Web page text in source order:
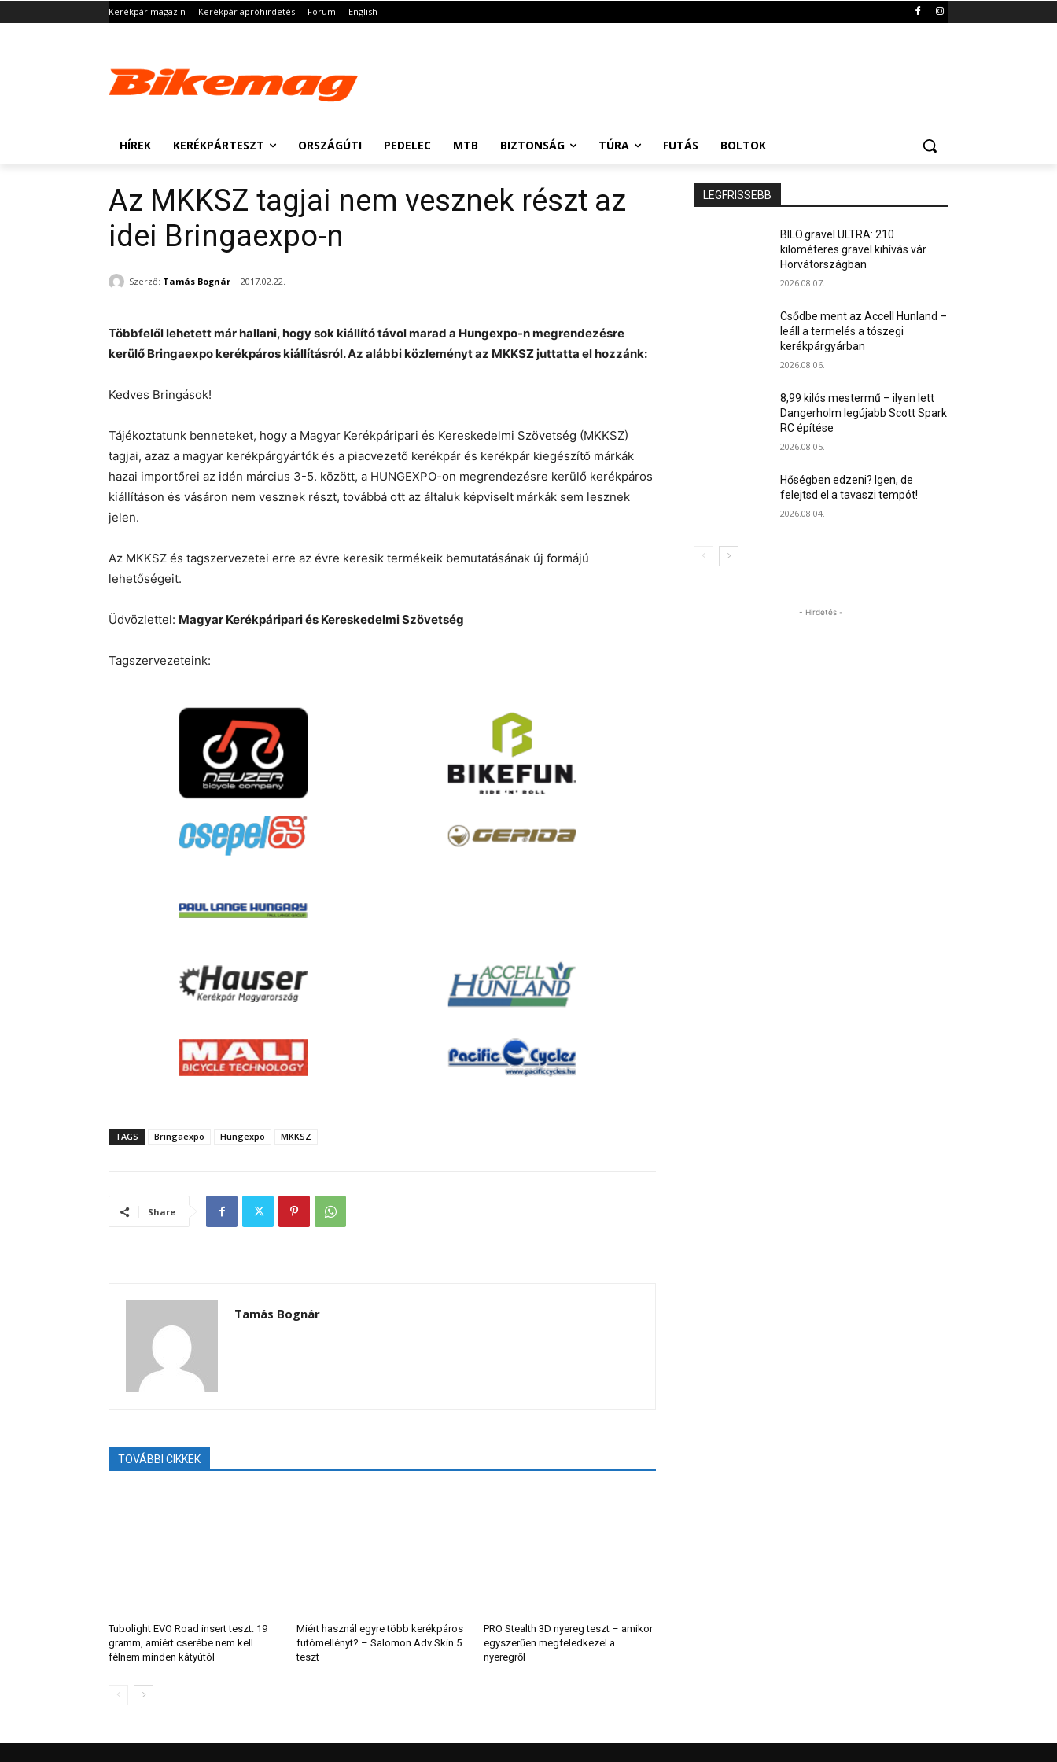
Kerékpár magazin Kerékpár apróhirdetés Fórum English
HÍREK KERÉKPÁRTESZT ORSZÁGÚTI PEDELEC MTB BIZTONSÁG TÚRA FUTÁS BOLTOK
Az MKKSZ tagjai nem vesznek részt az
idei Bringaexpo-n
Szerző: Tamás Bognár 2017.02.22.
Többfelől lehetett már hallani, hogy sok kiállító távol marad a Hungexpo-n megrendezésre
kerülő Bringaexpo kerékpáros kiállításról. Az alábbi közleményt az MKKSZ juttatta el hozzánk:
Kedves Bringások!
Tájékoztatunk benneteket, hogy a Magyar Kerékpáripari és Kereskedelmi Szövetség (MKKSZ)
tagjai, azaz a magyar kerékpárgyártók és a piacvezető kerékpár és kerékpár kiegészítő márkák
hazai importőrei az idén március 3-5. között, a HUNGEXPO-on megrendezésre kerülő kerékpáros
kiállításon és vásáron nem vesznek részt, továbbá ott az általuk képviselt márkák sem lesznek
jelen.
Az MKKSZ és tagszervezetei erre az évre keresik termékeik bemutatásának új formájú
lehetőségeit.
Üdvözlettel: Magyar Kerékpáripari és Kereskedelmi Szövetség
Tagszervezeteink:
TAGS Bringaexpo Hungexpo MKKSZ
Share
Tamás Bognár
TOVÁBBI CIKKEK
Tubolight EVO Road insert teszt: 19
gramm, amiért cserébe nem kell
félnem minden kátyútól
Miért használ egyre több kerékpáros
futómellényt? – Salomon Adv Skin 5
teszt
PRO Stealth 3D nyereg teszt – amikor
egyszerűen megfeledkezel a
nyeregről
LEGFRISSEBB
BILO.gravel ULTRA: 210
kilométeres gravel kihívás vár
Horvátországban
2026.08.07.
Csődbe ment az Accell Hunland –
leáll a termelés a tószegi
kerékpárgyárban
2026.08.06.
8,99 kilós mestermű – ilyen lett
Dangerholm legújabb Scott Spark
RC építése
2026.08.05.
Hőségben edzeni? Igen, de
felejtsd el a tavaszi tempót!
2026.08.04.
- Hirdetés -